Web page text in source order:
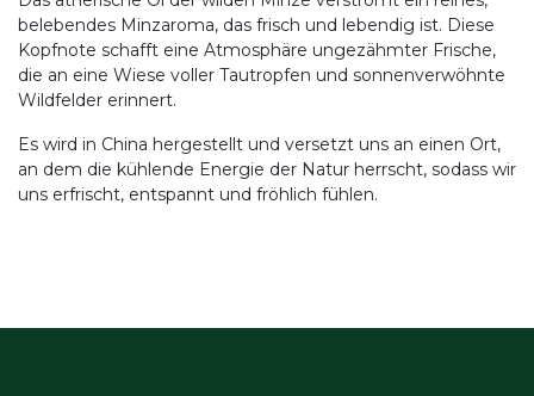
belebendes Minzaroma, das frisch und lebendig ist. Diese
Kopfnote schafft eine Atmosphäre ungezähmter Frische,
die an eine Wiese voller Tautropfen und sonnenverwöhnte
Wildfelder erinnert.
Es wird in China hergestellt und versetzt uns an einen Ort,
an dem die kühlende Energie der Natur herrscht, sodass wir
uns erfrischt, entspannt und fröhlich fühlen.